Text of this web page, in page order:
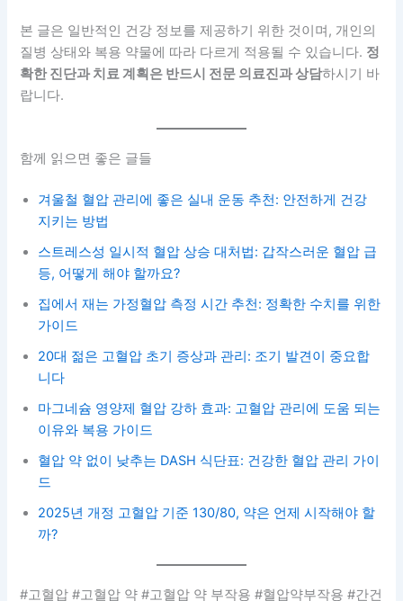
본 글은 일반적인 건강 정보를 제공하기 위한 것이며, 개인의
질병 상태와 복용 약물에 따라 다르게 적용될 수 있습니다. 정
확한 진단과 치료 계획은 반드시 전문 의료진과 상담하시기 바
랍니다.
함께 읽으면 좋은 글들
겨울철 혈압 관리에 좋은 실내 운동 추천: 안전하게 건강
지키는 방법
스트레스성 일시적 혈압 상승 대처법: 갑작스러운 혈압 급
등, 어떻게 해야 할까요?
집에서 재는 가정혈압 측정 시간 추천: 정확한 수치를 위한
가이드
20대 젊은 고혈압 초기 증상과 관리: 조기 발견이 중요합
니다
마그네슘 영양제 혈압 강하 효과: 고혈압 관리에 도움 되는
이유와 복용 가이드
혈압 약 없이 낮추는 DASH 식단표: 건강한 혈압 관리 가이
드
2025년 개정 고혈압 기준 130/80, 약은 언제 시작해야 할
까?
#고혈압 #고혈압 약 #고혈압 약 부작용 #혈압약부작용 #간건